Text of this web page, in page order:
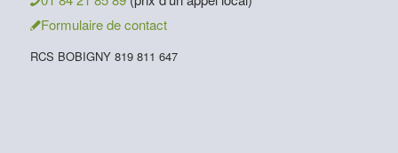
Formulaire de contact
RCS BOBIGNY 819 811 647